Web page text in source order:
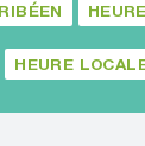
HEURE